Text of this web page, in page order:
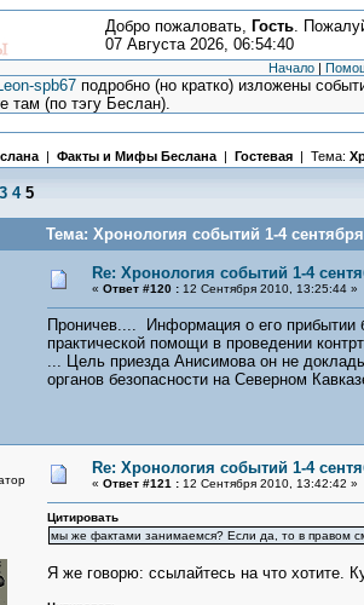
Добро пожаловать, Гость.
07 Августа 2026, 06:54:40
Начало |
spb67 подробно (но кратко) изложены
там (по тэгу Беслан).
| Факты и Мифы Беслана| Гостевая | Тема:
3 4 5
Тема: Хронология событий 1-4
Re: Хронология событий 1-4
« Ответ #120 :12 Сентября 2010, 13:25:44 »
Проничев.... Информация о его прибытии
практической помощи в проведении
... Цель приезда Анисимова он не
органов безопасности на Северном
Re: Хронология событий 1-4
« Ответ #121 :12 Сентября 2010, 13:42:42 »
Цитировать
мы же фактами занимаемся? Если да, то в правом
Я же говорю: ссылайтесь на что хотите.